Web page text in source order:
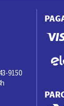
9150